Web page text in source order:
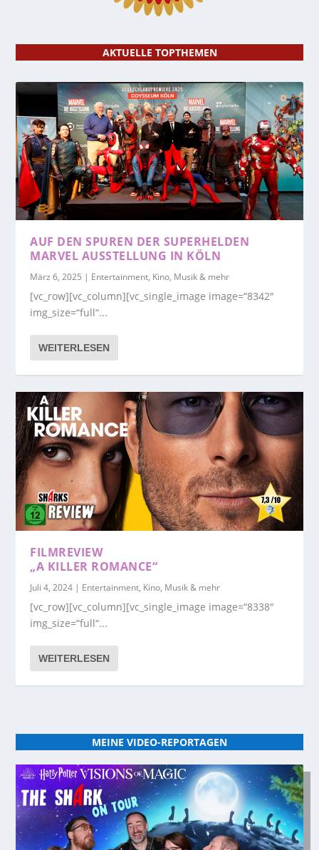
AKTUELLE TOPTHEMEN
AUF DEN SPUREN DER SUPERHELDEN
MARVEL AUSSTELLUNG IN KÖLN
März 6, 2025 | Entertainment, Kino, Musik & mehr
[vc_row][vc_column][vc_single_image image=“8342″
img_size=“full“...
WEITERLESEN
FILMREVIEW
„A KILLER ROMANCE“
Juli 4, 2024 | Entertainment, Kino, Musik & mehr
[vc_row][vc_column][vc_single_image image=“8338″
img_size=“full“...
WEITERLESEN
MEINE VIDEO-REPORTAGEN